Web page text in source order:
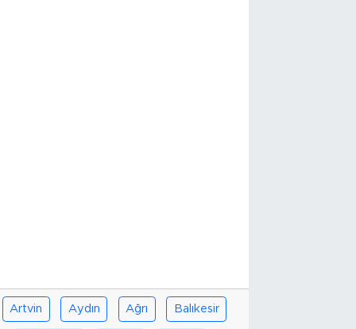
Artvin Aydın Ağrı Balıkesir